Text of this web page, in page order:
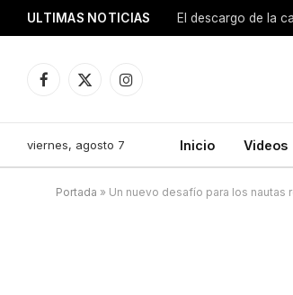
ULTIMAS NOTICIAS El descargo de la
Facebook
X
Instagram
viernes, agosto 7 Inicio Videos
Portada » Un nuevo desafío para los nautas